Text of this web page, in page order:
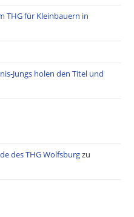
THG für Kleinbauern in
holen den Titel und
des THG Wolfsburgzu